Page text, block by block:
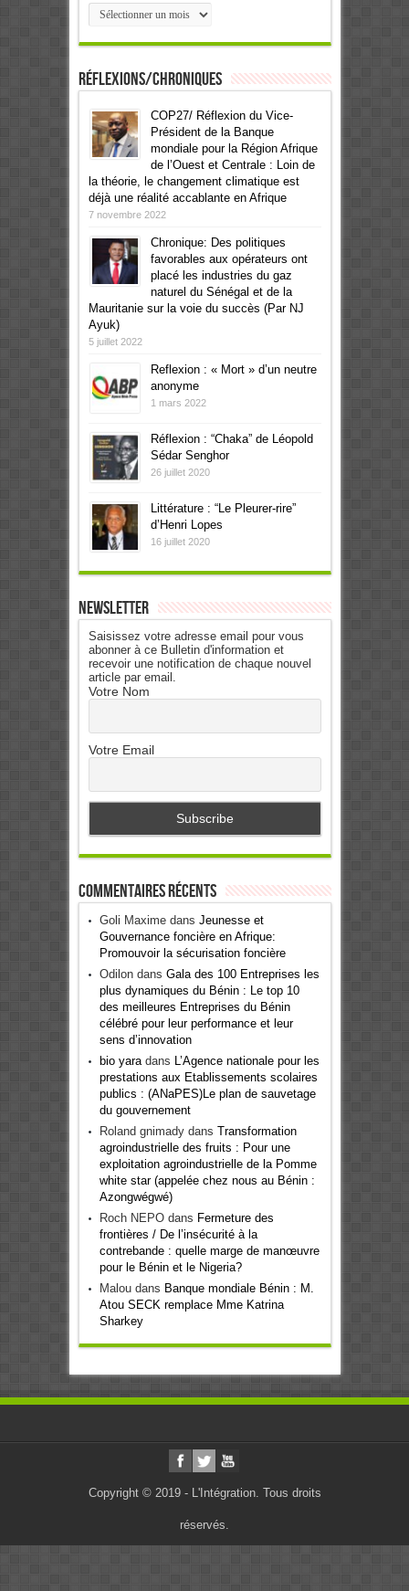
Archives
Réflexions/Chroniques
COP27/ Réflexion du Vice-
Président de la Banque
mondiale pour la Région Afrique
de l’Ouest et Centrale : Loin de
la théorie, le changement climatique est
déjà une réalité accablante en Afrique
7 novembre 2022
Chronique: Des politiques
favorables aux opérateurs ont
placé les industries du gaz
naturel du Sénégal et de la
Mauritanie sur la voie du succès (Par NJ
Ayuk)
5 juillet 2022
Reflexion : « Mort » d’un neutre
anonyme
1 mars 2022
Réflexion : “Chaka” de Léopold
Sédar Senghor
26 juillet 2020
Littérature : “Le Pleurer-rire”
d’Henri Lopes
16 juillet 2020
Newsletter
Saisissez votre adresse email pour vous
abonner à ce Bulletin d'information et
recevoir une notification de chaque nouvel
article par email.
Votre Nom
Votre Email
Commentaires récents
Goli Maximedans Jeunesse et
Gouvernance foncière en Afrique:
Promouvoir la sécurisation foncière
Odilondans Gala des 100 Entreprises les
plus dynamiques du Bénin : Le top 10
des meilleures Entreprises du Bénin
célébré pour leur performance et leur
sens d’innovation
bio yaradans L’Agence nationale pour les
prestations aux Etablissements scolaires
publics : (ANaPES)Le plan de sauvetage
du gouvernement
Roland gnimadydans Transformation
agroindustrielle des fruits : Pour une
exploitation agroindustrielle de la Pomme
white star (appelée chez nous au Bénin :
Azongwégwé)
Roch NEPOdans Fermeture des
frontières / De l’insécurité à la
contrebande : quelle marge de manœuvre
pour le Bénin et le Nigeria?
Maloudans Banque mondiale Bénin : M.
Atou SECK remplace Mme Katrina
Sharkey
Copyright © 2019 - L'Intégration. Tous droits
réservés.